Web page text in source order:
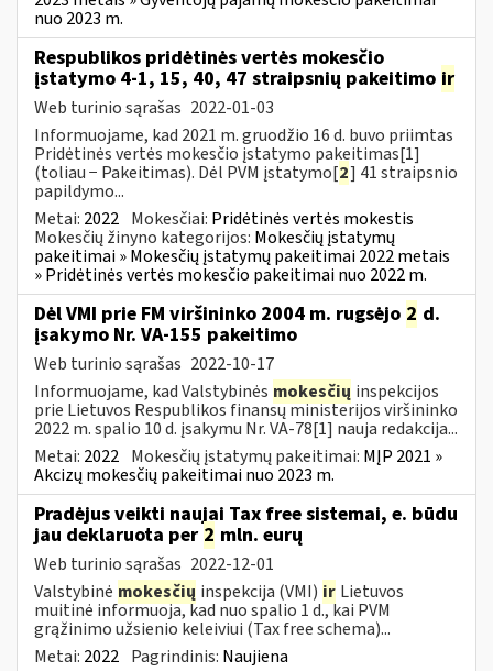
nuo 2023 m.
Respublikos pridėtinės vertės mokesčio
įstatymo 4-1, 15, 40, 47 straipsnių pakeitimo ir
Web turinio sąrašas 2022-01-03
Informuojame, kad 2021 m. gruodžio 16 d. buvo priimtas
Pridėtinės vertės mokesčio įstatymo pakeitimas[1]
(toliau − Pakeitimas). Dėl PVM įstatymo[2] 41 straipsnio
papildymo...
Metai: 2022 Mokesčiai: Pridėtinės vertės mokestis
Mokesčių žinyno kategorijos: Mokesčių įstatymų
pakeitimai » Mokesčių įstatymų pakeitimai 2022 metais
» Pridėtinės vertės mokesčio pakeitimai nuo 2022 m.
Dėl VMI prie FM viršininko 2004 m. rugsėjo 2 d.
įsakymo Nr. VA-155 pakeitimo
Web turinio sąrašas 2022-10-17
Informuojame, kad Valstybinės mokesčių inspekcijos
prie Lietuvos Respublikos finansų ministerijos viršininko
2022 m. spalio 10 d. įsakymu Nr. VA-78[1] nauja redakcija...
Metai: 2022 Mokesčių įstatymų pakeitimai: MĮP 2021 »
Akcizų mokesčių pakeitimai nuo 2023 m.
Pradėjus veikti naujai Tax free sistemai, e. būdu
jau deklaruota per 2 mln. eurų
Web turinio sąrašas 2022-12-01
Valstybinė mokesčių inspekcija (VMI) ir Lietuvos
muitinė informuoja, kad nuo spalio 1 d., kai PVM
grąžinimo užsienio keleiviui (Tax free schema)...
Metai: 2022 Pagrindinis: Naujiena